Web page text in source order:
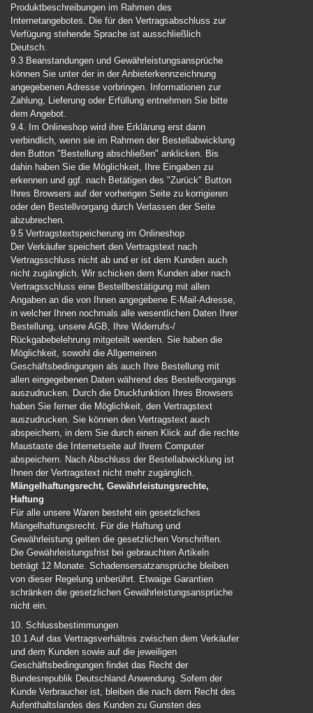
Produktbeschreibungen im Rahmen des
Internetangebotes. Die für den Vertragsabschluss zur
Verfügung stehende Sprache ist ausschließlich
Deutsch.
9.3 Beanstandungen und Gewährleistungsansprüche
können Sie unter der in der Anbieterkennzeichnung
angegebenen Adresse vorbringen. Informationen zur
Zahlung, Lieferung oder Erfüllung entnehmen Sie bitte
dem Angebot.
9.4. Im Onlineshop wird ihre Erklärung erst dann
verbindlich, wenn sie im Rahmen der Bestellabwicklung
den Button "Bestellung abschließen" anklicken. Bis
dahin haben Sie die Möglichkeit, Ihre Eingaben zu
erkennen und ggf. nach Betätigen des "Zurück" Button
Ihres Browsers auf der vorherigen Seite zu korrigieren
oder den Bestellvorgang durch Verlassen der Seite
abzubrechen.
9.5 Vertragstextspeicherung im Onlineshop
Der Verkäufer speichert den Vertragstext nach
Vertragsschluss nicht ab und er ist dem Kunden auch
nicht zugänglich. Wir schicken dem Kunden aber nach
Vertragsschluss eine Bestellbestätigung mit allen
Angaben an die von Ihnen angegebene E-Mail-Adresse,
in welcher Ihnen nochmals alle wesentlichen Daten Ihrer
Bestellung, unsere AGB, Ihre Widerrufs-/
Rückgabebelehrung mitgeteilt werden. Sie haben die
Möglichkeit, sowohl die Allgemeinen
Geschäftsbedingungen als auch Ihre Bestellung mit
allen eingegebenen Daten während des Bestellvorgangs
auszudrucken. Durch die Druckfunktion Ihres Browsers
haben Sie ferner die Möglichkeit, den Vertragstext
auszudrucken. Sie können den Vertragstext auch
abspeichern, in dem Sie durch einen Klick auf die rechte
Maustaste die Internetseite auf Ihrem Computer
abspeichern. Nach Abschluss der Bestellabwicklung ist
Ihnen der Vertragstext nicht mehr zugänglich.
Mängelhaftungsrecht, Gewährleistungsrechte,
Haftung
Für alle unsere Waren besteht ein gesetzliches
Mängelhaftungsrecht. Für die Haftung und
Gewährleistung gelten die gesetzlichen Vorschriften.
Die Gewährleistungsfrist bei gebrauchten Artikeln
beträgt 12 Monate. Schadensersatzansprüche bleiben
von dieser Regelung unberührt. Etwaige Garantien
schränken die gesetzlichen Gewährleistungsansprüche
nicht ein.
10. Schlussbestimmungen
10.1 Auf das Vertragsverhältnis zwischen dem Verkäufer
und dem Kunden sowie auf die jeweiligen
Geschäftsbedingungen findet das Recht der
Bundesrepublik Deutschland Anwendung. Sofern der
Kunde Verbraucher ist, bleiben die nach dem Recht des
Aufenthaltslandes des Kunden zu Gunsten des